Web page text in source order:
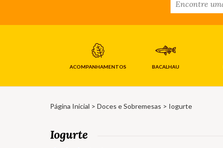
ACOMPANHAMENTOS BACALHAU
Página Inicial > Doces e Sobremesas > Iogurte
Iogurte